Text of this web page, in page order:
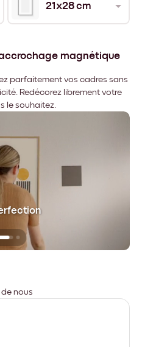
21x28 cm
magnétique
parfaitement vos cadres sans
Redécorez librement votre
le souhaitez.
nous